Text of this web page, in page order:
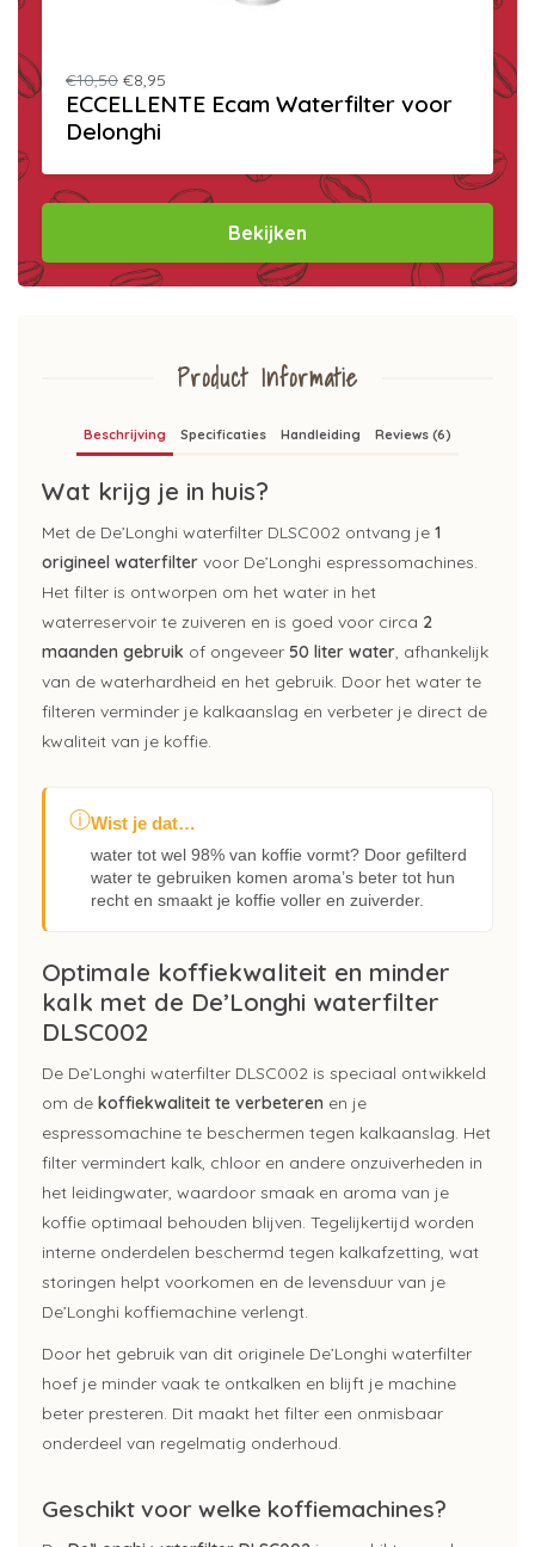
€10,50 €8,95
ECCELLENTE Ecam Waterfilter voor
Delonghi
Bekijken
Product Informatie
Beschrijving Specificaties Handleiding Reviews (6)
Wat krijg je in huis?
Met de De’Longhi waterfilter DLSC002 ontvang je 1
origineel waterfilter voor De’Longhi espressomachines.
Het filter is ontworpen om het water in het
waterreservoir te zuiveren en is goed voor circa 2
maanden gebruik of ongeveer 50 liter water, afhankelijk
van de waterhardheid en het gebruik. Door het water te
filteren verminder je kalkaanslag en verbeter je direct de
kwaliteit van je koffie.
ⓘWist je dat…
water tot wel 98% van koffie vormt? Door gefilterd
water te gebruiken komen aroma’s beter tot hun
recht en smaakt je koffie voller en zuiverder.
Optimale koffiekwaliteit en minder
kalk met de De’Longhi waterfilter
DLSC002
De De’Longhi waterfilter DLSC002 is speciaal ontwikkeld
om de koffiekwaliteit te verbeteren en je
espressomachine te beschermen tegen kalkaanslag. Het
filter vermindert kalk, chloor en andere onzuiverheden in
het leidingwater, waardoor smaak en aroma van je
koffie optimaal behouden blijven. Tegelijkertijd worden
interne onderdelen beschermd tegen kalkafzetting, wat
storingen helpt voorkomen en de levensduur van je
De’Longhi koffiemachine verlengt.
Door het gebruik van dit originele De’Longhi waterfilter
hoef je minder vaak te ontkalken en blijft je machine
beter presteren. Dit maakt het filter een onmisbaar
onderdeel van regelmatig onderhoud.
Geschikt voor welke koffiemachines?